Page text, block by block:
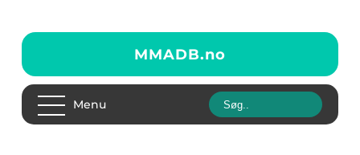
MMADB.no
Menu